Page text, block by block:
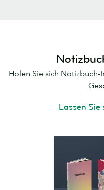
Holen Sie sich
Lassen Sie